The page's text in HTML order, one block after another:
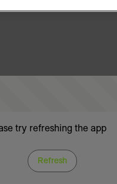
try refreshing the app
Refresh